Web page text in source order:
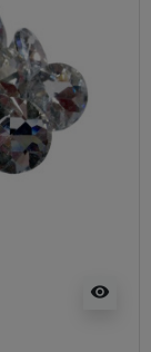
visibility